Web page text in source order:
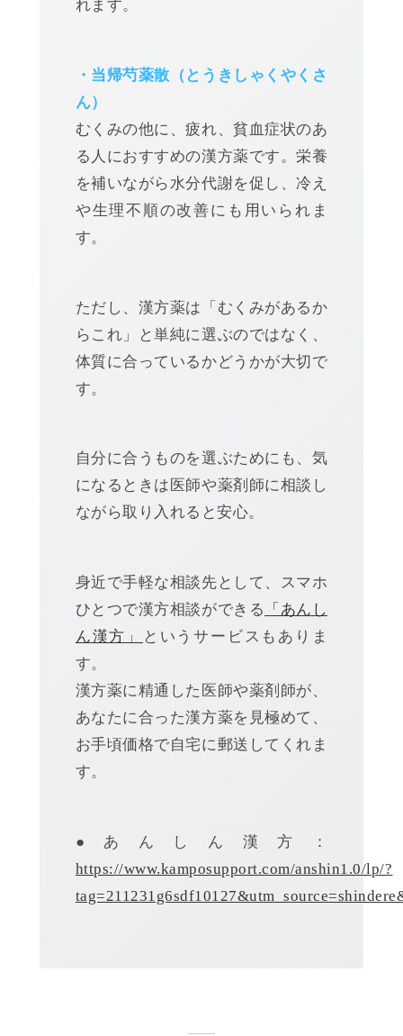
れます。
・当帰芍薬散（とうきしゃくやくさ
ん）
むくみの他に、疲れ、貧血症状のあ
る人におすすめの漢方薬です。栄養
を補いながら水分代謝を促し、冷え
や生理不順の改善にも用いられま
す。
ただし、漢方薬は「むくみがあるか
らこれ」と単純に選ぶのではなく、
体質に合っているかどうかが大切で
す。
自分に合うものを選ぶためにも、気
になるときは医師や薬剤師に相談し
ながら取り入れると安心。
身近で手軽な相談先として、スマホ
ひとつで漢方相談ができる
「あんし
ん漢方」
というサービスもありま
す。
漢方薬に精通した医師や薬剤師が、
あなたに合った漢方薬を見極めて、
お手頃価格で自宅に郵送してくれま
す。
●あんしん漢方：
https://www.kamposupport.com/anshin1.0/lp/?